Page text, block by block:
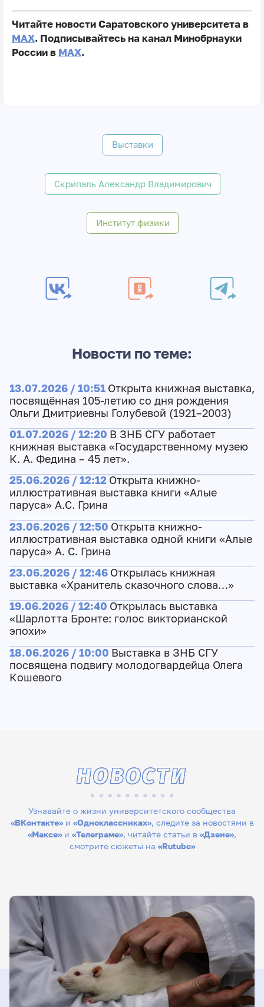
Читайте новости Саратовского университета в
MAX. Подписывайтесь на канал Минобрнауки
России в MAX.
Выставки
Скрипаль Александр Владимирович
Институт физики
Новости по теме:
13.07.2026 / 10:51 Открыта книжная выставка,
посвящённая 105-летию со дня рождения
Ольги Дмитриевны Голубевой (1921–2003)
01.07.2026 / 12:20 В ЗНБ СГУ работает
книжная выставка «Государственному музею
К. А. Федина – 45 лет».
25.06.2026 / 12:12 Открыта книжно-
иллюстративная выставка книги «Алые
паруса» А.С. Грина
23.06.2026 / 12:50 Открыта книжно-
иллюстративная выставка одной книги «Алые
паруса» А. С. Грина
23.06.2026 / 12:46 Открылась книжная
выставка «Хранитель сказочного слова…»
19.06.2026 / 12:40 Открылась выставка
«Шарлотта Бронте: голос викторианской
эпохи»
18.06.2026 / 10:00 Выставка в ЗНБ СГУ
посвящена подвигу молодогвардейца Олега
Кошевого
Узнавайте о жизни университетского сообщества
«ВКонтакте»и «Одноклассниках», следите за новостями в
«Максе» и «Телеграме», читайте статьи в «Дзене»,
смотрите сюжеты на «Rutube»
НОВОСТИ